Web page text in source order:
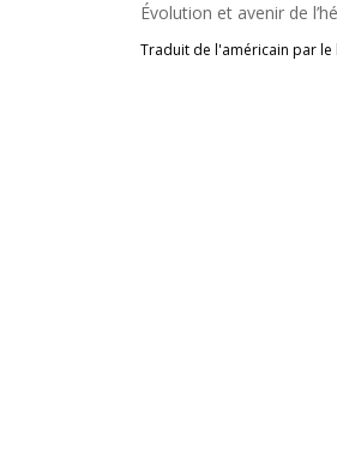
Évolution et avenir de
Traduit de l'américain par le